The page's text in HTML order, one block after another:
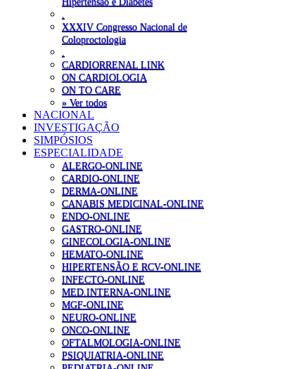
XXXIV Congresso Nacional de
Coloproctologia
CARDIORRENAL LINK
ON CARDIOLOGIA
ON TO CARE
» Ver todos
NACIONAL
INVESTIGAÇÃO
SIMPÓSIOS
ESPECIALIDADE
ALERGO-ONLINE
CARDIO-ONLINE
DERMA-ONLINE
CANABIS MEDICINAL-ONLINE
ENDO-ONLINE
GASTRO-ONLINE
GINECOLOGIA-ONLINE
HEMATO-ONLINE
HIPERTENSÃO E RCV-ONLINE
INFECTO-ONLINE
MED.INTERNA-ONLINE
MGF-ONLINE
NEURO-ONLINE
ONCO-ONLINE
OFTALMOLOGIA-ONLINE
PSIQUIATRIA-ONLINE